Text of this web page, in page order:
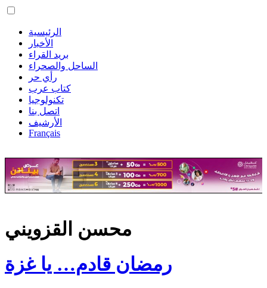
الرئيسية
الأخبار
بريد القراء
الساحل والصحراء
رأي حر
كتاب عرب
تكنولوجيا
اتصل بنا
الأرشيف
Français
محسن القزويني
رمضان قادم… يا غزة